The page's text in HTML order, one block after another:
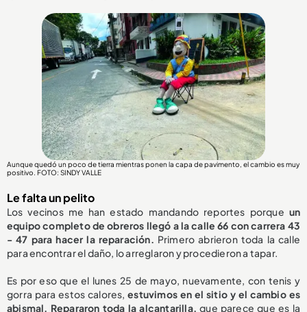
Aunque quedó un poco de tierra mientras ponen la capa de pavimento, el cambio es muy
positivo. FOTO: SINDY VALLE
Le falta un pelito
Los vecinos me han estado mandando reportes porque un
equipo completo de obreros llegó a la calle 66 con carrera 43
- 47 para hacer la reparación. Primero abrieron toda la calle
para encontrar el daño, lo arreglaron y procedieron a tapar.
Es por eso que el lunes 25 de mayo, nuevamente, con tenis y
gorra para estos calores,estuvimos en el sitio y el cambio es
abismal. Repararon toda la alcantarilla,que parece que es la